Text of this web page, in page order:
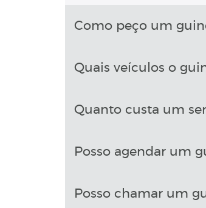
Como peço um
Quais veículos o
Quanto custa um
Posso agendar um
Posso chamar um